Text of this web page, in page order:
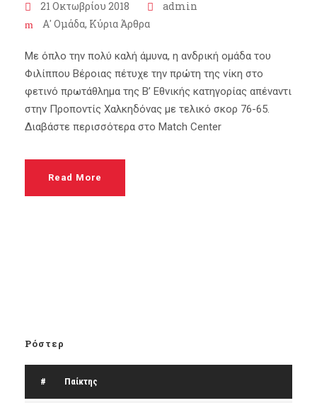
21 Οκτωβρίου 2018
admin
Α' Ομάδα, Κύρια Άρθρα
Με όπλο την πολύ καλή άμυνα, η ανδρική ομάδα του
Φιλίππου Βέροιας πέτυχε την πρώτη της νίκη στο
φετινό πρωτάθλημα της Β’ Εθνικής κατηγορίας απέναντι
στην Προποντίς Χαλκηδόνας με τελικό σκορ 76-65.
Διαβάστε περισσότερα στο Match Center
Read More
Ρόστερ
# Παίκτης